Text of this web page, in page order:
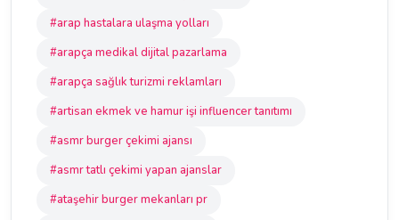
#arap hastalara ulaşma yolları
#arapça medikal dijital pazarlama
#arapça sağlık turizmi reklamları
#artisan ekmek ve hamur işi influencer tanıtımı
#asmr burger çekimi ajansı
#asmr tatlı çekimi yapan ajanslar
#ataşehir burger mekanları pr